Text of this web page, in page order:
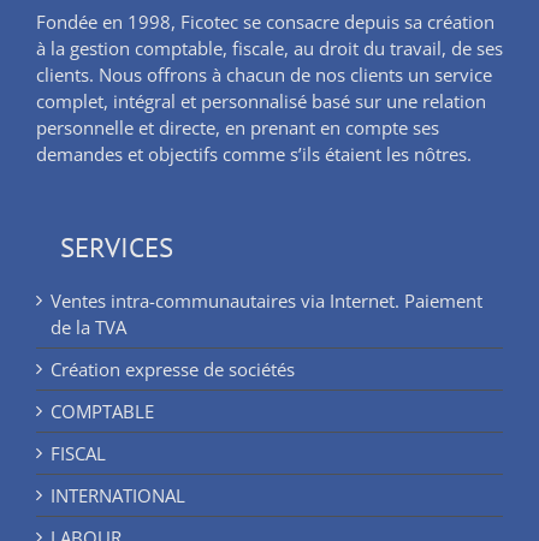
Fondée en 1998, Ficotec se consacre depuis sa création
à la gestion comptable, fiscale, au droit du travail, de ses
clients. Nous offrons à chacun de nos clients un service
complet, intégral et personnalisé basé sur une relation
personnelle et directe, en prenant en compte ses
demandes et objectifs comme s’ils étaient les nôtres.
SERVICES
Ventes intra-communautaires via Internet. Paiement
de la TVA
Création expresse de sociétés
COMPTABLE
FISCAL
INTERNATIONAL